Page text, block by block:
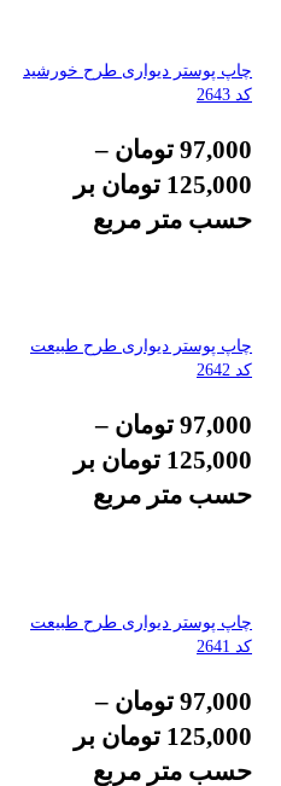
چاپ پوستر دیواری طرح خورشید
کد 2643
97,000 تومان –
125,000 تومان بر
حسب متر مربع
چاپ پوستر دیواری طرح طبیعت
کد 2642
97,000 تومان –
125,000 تومان بر
حسب متر مربع
چاپ پوستر دیواری طرح طبیعت
کد 2641
97,000 تومان –
125,000 تومان بر
حسب متر مربع